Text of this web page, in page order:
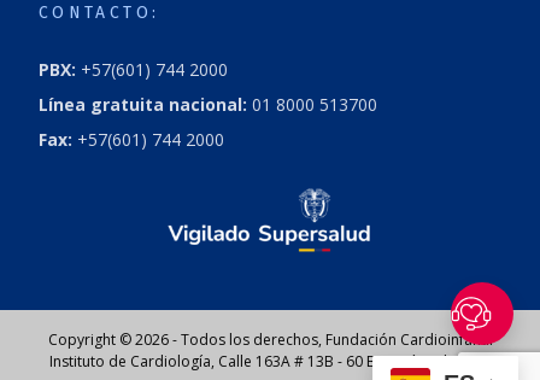
CONTACTO:
PBX: +57(601) 744 2000
Línea gratuita nacional: 01 8000 513700
Fax: +57(601) 744 2000
Copyright © 2026 - Todos los derechos, Fundación Cardioinfantil
Instituto de Cardiología, Calle 163A # 13B - 60 Bogotá, Colombia